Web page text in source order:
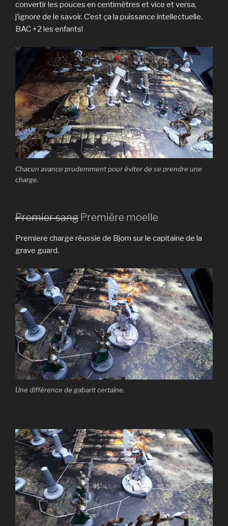
convertir les pouces en centimètres et vice et versa,
j’ignore de le savoir. C’est ça la puissance intellectuelle.
BAC +2 les enfants!
Chacun avance prudemment pour éviter de se prendre une
charge.
Premier sang Première moelle
Premiere charge réussie de Bjorn sur le capitaine de la
grave guard.
Une différence de gabarit certaine.